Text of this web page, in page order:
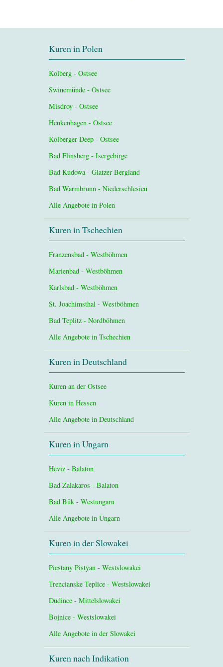
Kuren in Polen
Kolberg - Ostsee
Swinemünde - Ostsee
Misdroy - Ostsee
Henkenhagen - Ostsee
Kolberger Deep - Ostsee
Bad Flinsberg - Isergebirge
Bad Kudowa - Glatzer Bergland
Bad Warmbrunn - Niederschlesien
Alle Angebote in Polen
Kuren in Tschechien
Franzensbad - Westböhmen
Marienbad - Westböhmen
Karlsbad - Westböhmen
St. Joachimsthal - Westböhmen
Bad Teplitz - Nordböhmen
Alle Angebote in Tschechien
Kuren in Deutschland
Kuren an der Ostsee
Kuren in Hessen
Alle Angebote in Deutschland
Kuren in Ungarn
Heviz - Balaton
Bad Zalakaros - Balaton
Bad Bük - Westungarn
Alle Angebote in Ungarn
Kuren in der Slowakei
Piestany Pistyan - Westslowakei
Trencianske Teplice - Westslowakei
Dudince - Mittelslowakei
Bojnice - Westslowakei
Alle Angebote in der Slowakei
Kuren nach Indikation